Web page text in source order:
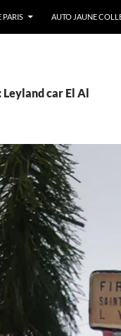
PARIS
AUTO JAUNE
car El Al